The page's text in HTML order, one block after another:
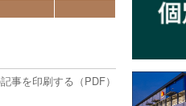
事を印刷する（PDF）